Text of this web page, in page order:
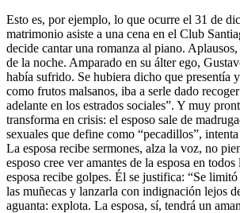
Esto es, por ejemplo, lo que ocurre el 31 de
matrimonio asiste a una cena en el Club
decide cantar una romanza al piano.
de la noche. Amparado en su álter ego,
había sufrido. Se hubiera dicho que presentía
como frutos malsanos, iba a serle dado
adelante en los estrados sociales”. Y muy
transforma en crisis: el esposo sale de
sexuales que define como “pecadillos”,
La esposa recibe sermones, alza la voz, no
esposo cree ver amantes de la esposa en
esposa recibe golpes. Él se justifica: “Se
las muñecas y lanzarla con indignación lejos
aguanta: explota. La esposa, sí, tendrá un